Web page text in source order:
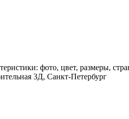
фото, цвет, размеры,
3Д, Санкт-Петербург